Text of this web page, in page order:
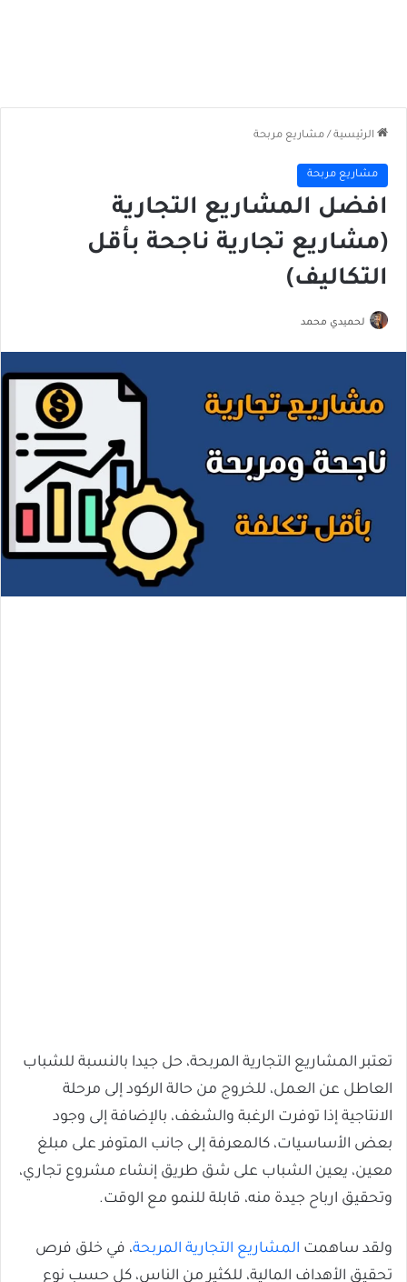
الرئيسية / مشاريع مربحة
مشاريع مربحة
افضل المشاريع التجارية
(مشاريع تجارية ناجحة بأقل
التكاليف)
لحميدي محمد
تعتبر المشاريع التجارية المربحة، حل جيدا بالنسبة للشباب
العاطل عن العمل، للخروج من حالة الركود إلى مرحلة
الانتاجية إذا توفرت الرغبة والشغف، بالإضافة إلى وجود
بعض الأساسيات، كالمعرفة إلى جانب المتوفر على مبلغ
معين، يعين الشباب على شق طريق إنشاء مشروع تجاري،
وتحقيق ارباح جيدة منه، قابلة للنمو مع الوقت.
ولقد ساهمت المشاريع التجارية المربحة، في خلق فرص
تحقيق الأهداف المالية، للكثير من الناس، كل حسب نوع